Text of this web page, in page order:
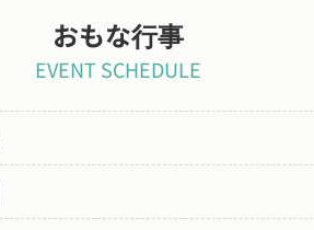
おもな行事
EVENT SCHEDULE